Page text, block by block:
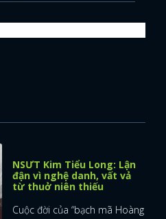
NSƯT Kim Tiểu Long: Lận
đận vì nghệ danh, vất vả
từ thuở niên thiếu
Cuộc đời của “bạch mã Hoàng